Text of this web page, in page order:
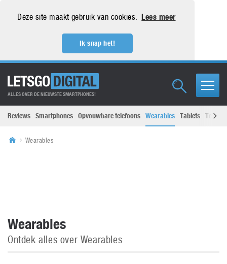
Deze site maakt gebruik van cookies. Lees meer
Ik snap het!
ALLES OVER DE NIEUWSTE SMARTPHONES!
Reviews Smartphones Opvouwbare telefoons Wearables Tablets
Wearables
Wearables
Ontdek alles over Wearables